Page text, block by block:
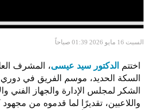
السبت 16 مايو 2026 01:39 صباحاً
اختتم الدكتور سيد عيسى، المشرف
السكة الحديد، موسم الفريق في دوري
الشكر لمجلس الإدارة والجهاز الفني
واللاعبين، تقديرًا لما قدموه من